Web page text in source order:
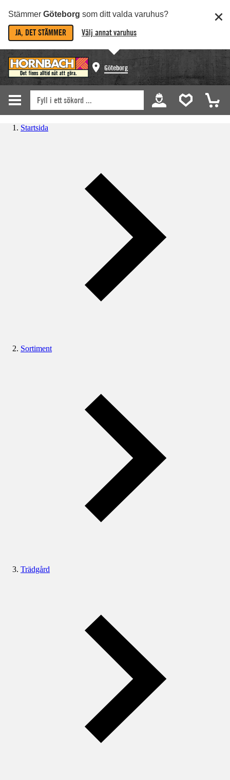
Stämmer Göteborg som ditt valda varuhus?
JA, DET STÄMMER Välj annat varuhus
Göteborg
Startsida
Sortiment
Trädgård